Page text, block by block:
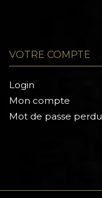
VOTRE COMPTE
Login
Mon compte
Mot de passe perdu